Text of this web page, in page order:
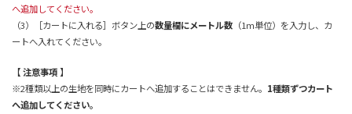
へ追加してください。
（3）［カートに入れる］ボタン上の数量欄にメートル数 （1m単位）を入力し、カ
ートへ入れてください。
【 注意事項 】
※2種類以上の生地を同時にカートへ追加することはできません。 1種類ずつカート
へ追加してください。